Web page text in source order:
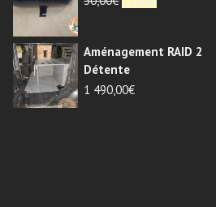
était :
30,00€.
est :
Aménagement RAID 2
Détente
1 490,00€